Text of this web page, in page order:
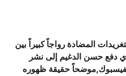
المضادة رواجاً كبيراً بين
دفع حسن الدغيم إلى نشر
حقيقة ظهوره